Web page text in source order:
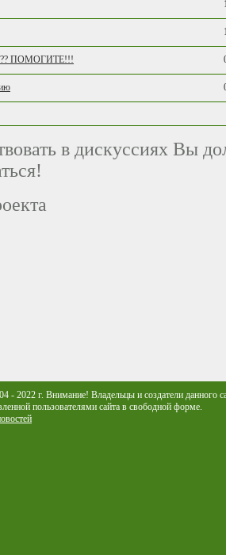
ПОМОГИТЕ!!!
в дискуссиях Вы
2022 г. Внимание! Владельцы и создатели данного
пользователями сайта в свободной форме.